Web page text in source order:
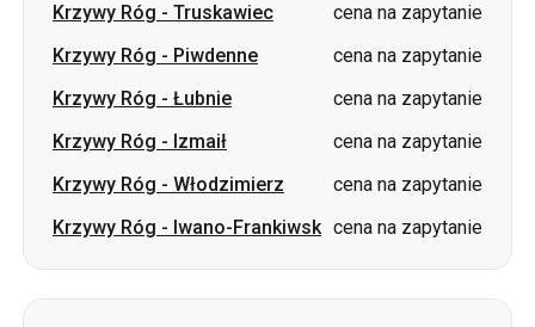
Krzywy Róg - Truskawiec
cena na zapytanie
Krzywy Róg - Piwdenne
cena na zapytanie
Krzywy Róg - Łubnie
cena na zapytanie
Krzywy Róg - Izmaił
cena na zapytanie
Krzywy Róg - Włodzimierz
cena na zapytanie
Krzywy Róg - Iwano-Frankiwsk cena na zapytanie